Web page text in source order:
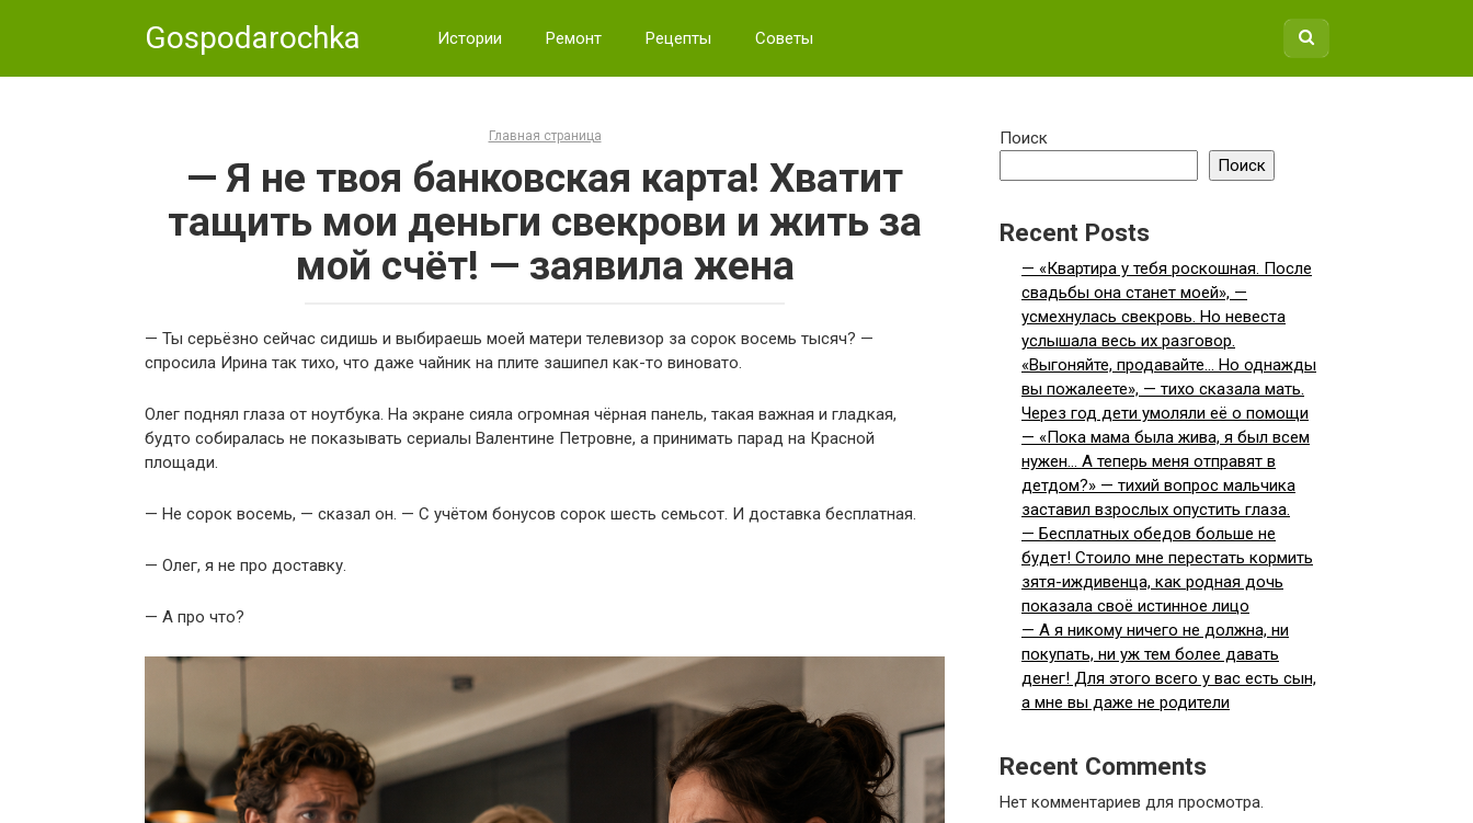
Gospodarochka Истории Ремонт Рецепты Советы
Главная страница
— Я не твоя банковская карта! Хватит
тащить мои деньги свекрови и жить за
мой счёт! — заявила жена
— Ты серьёзно сейчас сидишь и выбираешь моей матери телевизор за сорок восемь тысяч? —
спросила Ирина так тихо, что даже чайник на плите зашипел как-то виновато.
Олег поднял глаза от ноутбука. На экране сияла огромная чёрная панель, такая важная и гладкая,
будто собиралась не показывать сериалы Валентине Петровне, а принимать парад на Красной
площади.
— Не сорок восемь, — сказал он. — С учётом бонусов сорок шесть семьсот. И доставка бесплатная.
— Олег, я не про доставку.
— А про что?
Поиск
Поиск
Recent Posts
— «Квартира у тебя роскошная. После
свадьбы она станет моей», —
усмехнулась свекровь. Но невеста
услышала весь их разговор.
«Выгоняйте, продавайте… Но однажды
вы пожалеете», — тихо сказала мать.
Через год дети умоляли её о помощи
— «Пока мама была жива, я был всем
нужен… А теперь меня отправят в
детдом?» — тихий вопрос мальчика
заставил взрослых опустить глаза.
— Бесплатных обедов больше не
будет! Стоило мне перестать кормить
зятя-иждивенца, как родная дочь
показала своё истинное лицо
— А я никому ничего не должна, ни
покупать, ни уж тем более давать
денег! Для этого всего у вас есть сын,
а мне вы даже не родители
Recent Comments
Нет комментариев для просмотра.